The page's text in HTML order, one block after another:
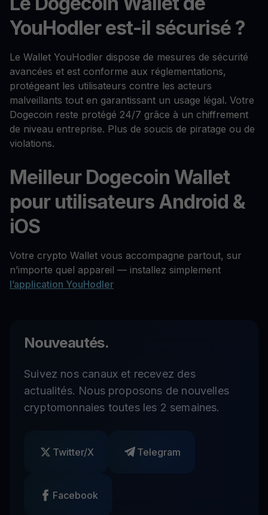
YouHodler est-il sécurisé ?
Le Wallet YouHodler dispose de mesures de sécurité
avancées et est conforme aux réglementations,
protégeant les utilisateurs contre les acteurs
malveillants tout en garantissant un usage légal. Votre
Dogecoin reste protégé 24/7 grâce à un chiffrement
de niveau entreprise. Plus de soucis de piratage ou de
violations.
Meilleur Dogecoin Wallet
pour utilisateurs Android &
iOS
Votre crypto Wallet vous accompagne partout, sur
n’importe quel appareil — installez simplement
l’application YouHodler
Nouveautés.
Suivez nos canaux et recevez des
actualités. Nous proposons de nouvelles
cryptomonnaies toutes les 2 semaines.
Twitter/X Telegram
Facebook